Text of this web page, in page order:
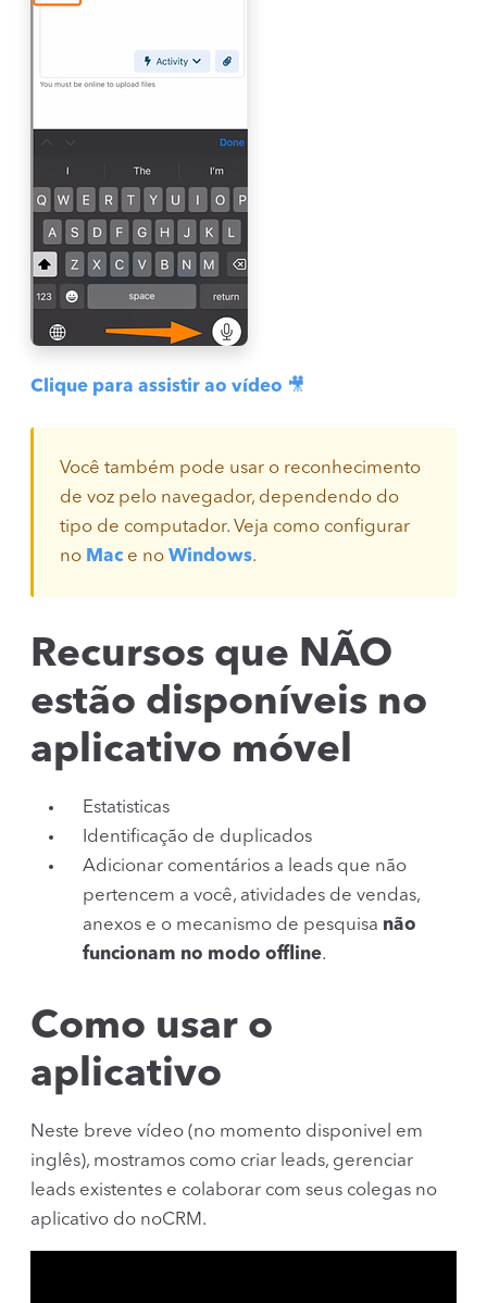
Clique para assistir ao vídeo 🎥
Você também pode usar o reconhecimento
de voz pelo navegador, dependendo do
tipo de computador. Veja como configurar
no Mace no Windows.
Recursos que NÃO
estão disponíveis no
aplicativo móvel
Estatisticas
Identificação de duplicados
Adicionar comentários a leads que não
pertencem a você, atividades de vendas,
anexos e o mecanismo de pesquisa não
funcionam no modo offline.
Como usar o
aplicativo
Neste breve vídeo (no momento disponivel em
inglês), mostramos como criar leads, gerenciar
leads existentes e colaborar com seus colegas no
aplicativo do noCRM.